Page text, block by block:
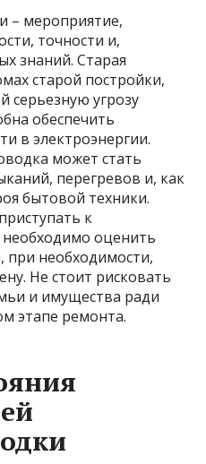
– мероприятие,
точности и,
знаний. Старая
старой постройки,
серьезную угрозу
обеспечить
в электроэнергии.
может стать
перегревов и, как
бытовой техники.
к
оценить
при необходимости,
Не стоит рисковать
и имущества ради
этапе ремонта.